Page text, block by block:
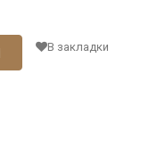
В закладки